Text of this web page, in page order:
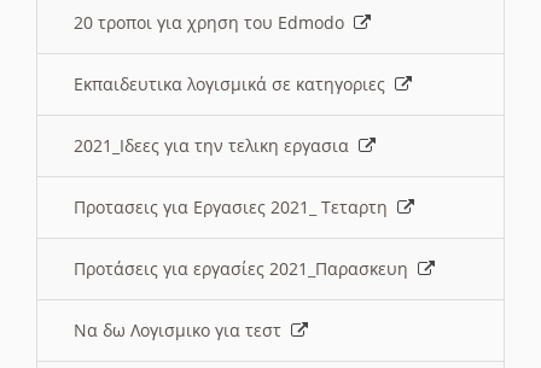
20 τροποι για χρηση του Edmodo
Εκπαιδευτικα λογισμικά σε κατηγοριες
2021_Ιδεες για την τελικη εργασια
Προτασεις για Εργασιες 2021_ Τεταρτη
Προτάσεις για εργασίες 2021_Παρασκευη
Να δω Λογισμικο για τεστ